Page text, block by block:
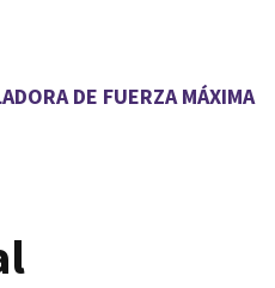
DE FUERZA MÁXIMA